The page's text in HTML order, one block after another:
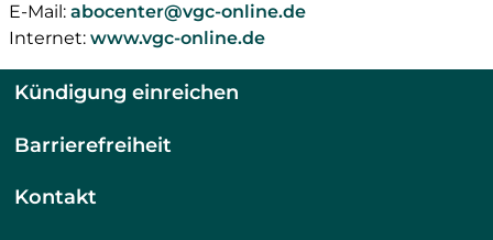
E-Mail: abocenter@vgc-online.de
Internet: www.vgc-online.de
Kündigung einreichen
Barrierefreiheit
Kontakt